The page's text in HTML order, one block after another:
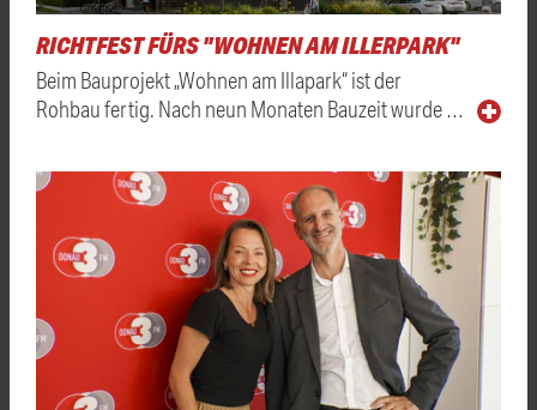
RICHTFEST FÜRS "WOHNEN AM ILLERPARK"
Beim Bauprojekt „Wohnen am Illapark“ ist der
Rohbau fertig. Nach neun Monaten Bauzeit wurde …